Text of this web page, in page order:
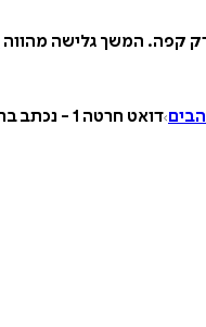
קפה. המשך גלישה מהווה
דואט חרטה 1 - נכתב בחרטה